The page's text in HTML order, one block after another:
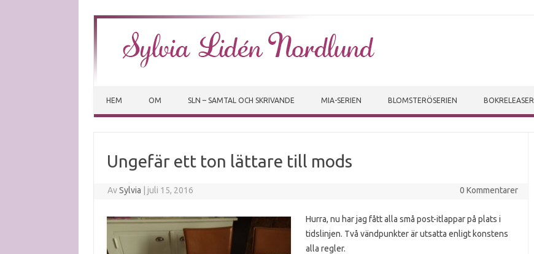
HEM OM SLN – SAMTAL OCH SKRIVANDE MIA-SERIEN BLOMSTERÖSERIEN BOKRELEASER
Ungefär ett ton lättare till mods
AvSylvia juli 15, 2016 0 Kommentarer
Hurra, nu har jag fått alla små post-itlappar på plats i
tidslinjen. Två vändpunkter är utsatta enligt konstens
alla regler.